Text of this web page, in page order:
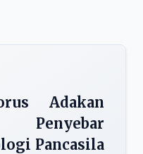
Adakan
Penyebar
Pancasila